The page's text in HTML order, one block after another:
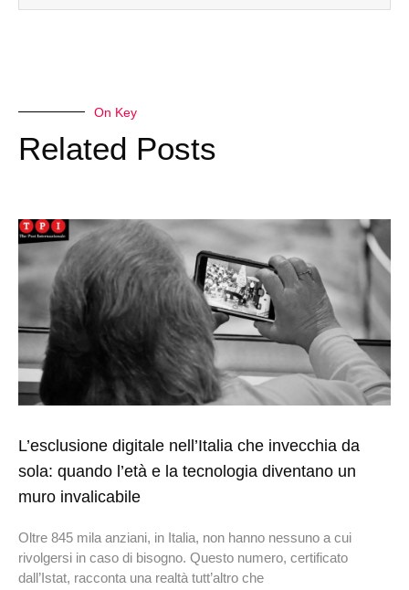
On Key
Related Posts
L’esclusione digitale nell’Italia che invecchia da
sola: quando l’età e la tecnologia diventano un
muro invalicabile
Oltre 845 mila anziani, in Italia, non hanno nessuno a cui
rivolgersi in caso di bisogno. Questo numero, certificato
dall’Istat, racconta una realtà tutt’altro che